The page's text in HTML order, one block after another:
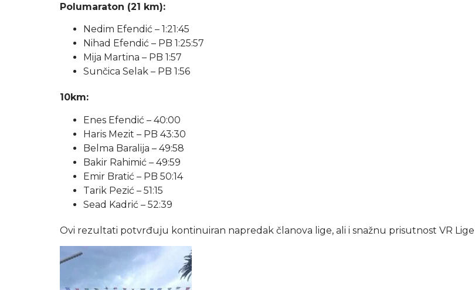
Polumaraton (21 km):
Nedim Efendić – 1:21:45
Nihad Efendić – PB 1:25:57
Mija Martina – PB 1:57
Sunčica Selak – PB 1:56
10km:
Enes Efendić – 40:00
Haris Mezit – PB 43:30
Belma Baralija – 49:58
Bakir Rahimić – 49:59
Emir Bratić – PB 50:14
Tarik Pezić – 51:15
Sead Kadrić – 52:39
Ovi rezultati potvrđuju kontinuiran napredak članova lige, ali i snažnu prisutnost VR